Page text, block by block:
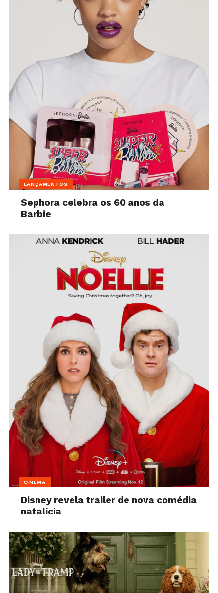
LANÇAMENTOS
Sephora celebra os 60 anos da
Barbie
CINEMA
Disney revela trailer de nova comédia
natalícia